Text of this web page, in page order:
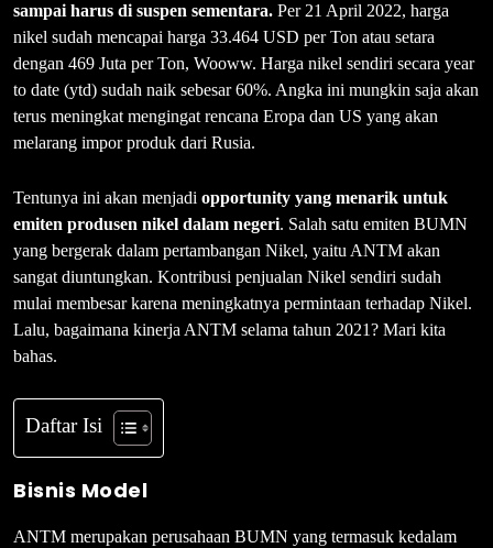
sampai harus di suspen sementara. Per 21 April 2022, harga
nikel sudah mencapai harga 33.464 USD per Ton atau setara
dengan 469 Juta per Ton, Wooww. Harga nikel sendiri secara year
to date (ytd) sudah naik sebesar 60%. Angka ini mungkin saja akan
terus meningkat mengingat rencana Eropa dan US yang akan
melarang impor produk dari Rusia.
Tentunya ini akan menjadi opportunity yang menarik untuk
emiten produsen nikel dalam negeri. Salah satu emiten BUMN
yang bergerak dalam pertambangan Nikel, yaitu ANTM akan
sangat diuntungkan. Kontribusi penjualan Nikel sendiri sudah
mulai membesar karena meningkatnya permintaan terhadap Nikel.
Lalu, bagaimana kinerja ANTM selama tahun 2021? Mari kita
bahas.
Daftar Isi
Bisnis Model
ANTM merupakan perusahaan BUMN yang termasuk kedalam